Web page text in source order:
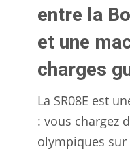
entre la
et une
charges
La SR08E est
: vous chargez
olympiques sur